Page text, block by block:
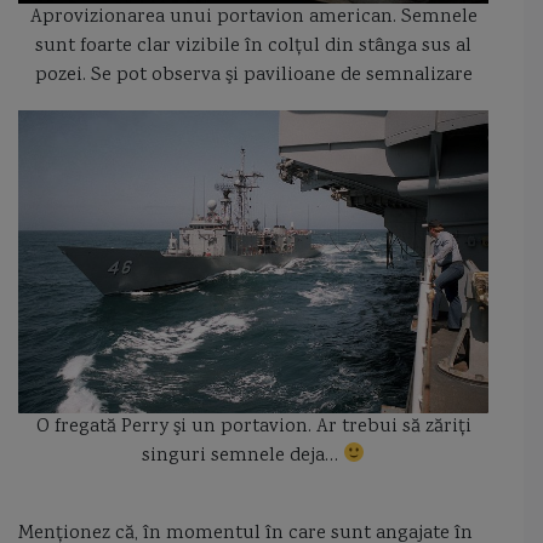
Aprovizionarea unui portavion american. Semnele
sunt foarte clar vizibile în colţul din stânga sus al
pozei. Se pot observa şi pavilioane de semnalizare
O fregată Perry şi un portavion. Ar trebui să zăriţi
singuri semnele deja…
Menţionez că, în momentul în care sunt angajate în